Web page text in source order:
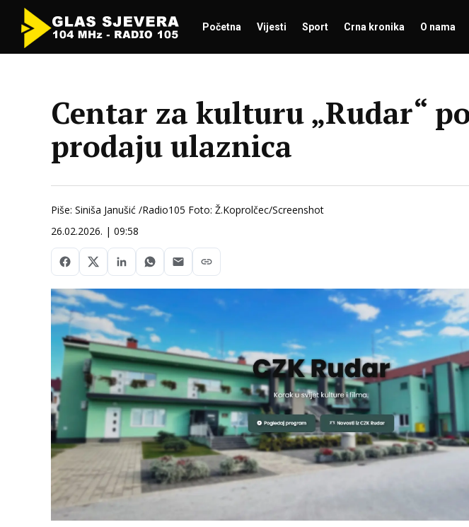
Početna Vijesti Sport Crna kronika O nama
Centar za kulturu „Rudar“
prodaju ulaznica
Piše: Siniša Janušić /Radio105 Foto: Ž.Koprolčec/Screenshot
26.02.2026. | 09:58